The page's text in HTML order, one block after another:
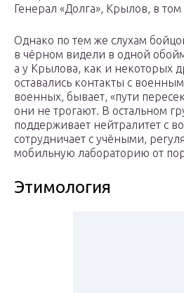
Генерал «Долга», Крылов, в том
Однако по тем же слухам
в чёрном видели в одной
а у Крылова, как и некоторых
оставались контакты с
военных, бывает, «пути
они не трогают. В остальном
поддерживает нейтралитет с
сотрудничает с учёными,
мобильную лабораторию от
Этимология